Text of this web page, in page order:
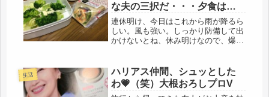
な夫の三択だ・・・夕食はコ
ンビニトルティーヤ
連休明け、今日はこれから雨が降るら
しい。風も強い。しっかり防備して出
かけないとね、休み明けなので、爆発
だなぁ～(・_・;)通勤時間、自宅から
30分圏内、夢のまた夢だけど、や...
生活
ハリアス仲間、シュッとした
わ💗（笑）大根おろしプロV